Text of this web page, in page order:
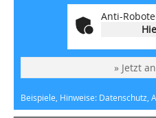
Anti-
» Jetzt
Beispiele, Hinweise: Datenschutz,